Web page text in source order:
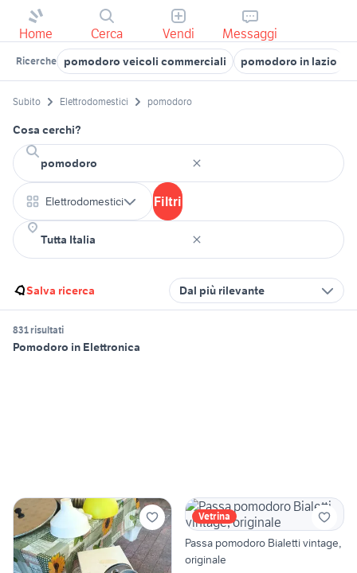
Home Cerca Vendi Messaggi
Ricerche pomodoro veicoli commerciali pomodoro in lazio
Subito Elettrodomestici pomodoro
Cosa cerchi?
Elettrodomestici Filtri
Salva ricerca Dal più rilevante
831 risultati
Pomodoro in Elettronica
Vetrina
Passa pomodoro Bialetti vintage,
originale